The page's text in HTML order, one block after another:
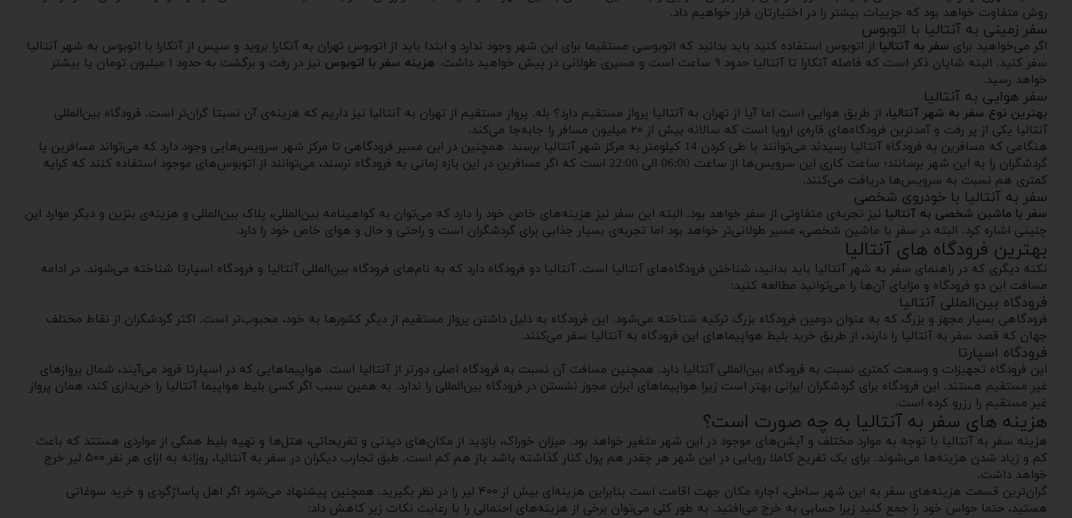
روش متفاوت خواهد بود که جزییات بیشتر را در اختیارتان قرار خواهیم داد.
سفر زمینی به آنتالیا با اتوبوس
اگر می‌خواهید برای سفر به آنتالیا از اتوبوس استفاده کنید باید بدانید که اتوبوسی مستقیما برای این شهر وجود ندارد و ابتدا باید از اتوبوس تهران به آنکارا بروید و سپس از آنکارا با اتوبوس به شهر آنتالیا
سفر کنید. البته شایان ذکر است که فاصله آنکارا تا آنتالیا حدود ۹ ساعت است و مسیری طولانی در پیش خواهید داشت.
هزینه سفر با اتوبوس
نیز در رفت و برگشت به حدود ۱ میلیون تومان یا بیشتر
خواهد رسید.
سفر هوایی به آنتالیا
بهترین نوع سفر به شهر آنتالیا، از طریق هوایی است اما آیا از تهران به آنتالیا پرواز مستقیم دارد؟ بله. پرواز مستقیم از تهران به آنتالیا نیز داریم که هزینه‌ی آن نسبتا گران‌تر است. فرودگاه بین‌المللی
آنتالیا یکی از پر رفت و آمد‌ترین فرودگاه‌های قاره‌ی اروپا است که سالانه بیش از ۲۰ میلیون مسافر را جابه‌جا می‌کند.
هنگامی که مسافرین به فرودگاه آنتالیا رسیدند می‌توانند با طی کردن 14 کیلومتر به مرکز شهر آنتالیا برسند. همچنین در این مسیر فرودگاهی تا مرکز شهر سرویس‌هایی وجود دارد که می‌تواند مسافرین یا
گردشگران را به این شهر برسانند؛ ساعت کاری این سرویس‌ها از ساعت 06:00 الی 22:00 است که اگر مسافرین در این بازه زمانی به فرودگاه نرسند، می‌توانند از اتوبوس‌های موجود استفاده کنند که کرایه
کمتری هم نسبت به سرویس‌ها دریافت می‌کنند.
سفر به آنتالیا با خودروی شخصی
سفر با ماشین شخصی به آنتالیا نیز تجربه‌ی متفاوتی از سفر خواهد بود. البته این سفر نیز هزینه‌های خاص خود را دارد که می‌توان به گواهینامه بین‌المللی، پلاک بین‌المللی و هزینه‌ی بنزین و دیگر موارد این
چنینی اشاره کرد. البته در سفر با ماشین شخصی، مسیر طولانی‌تر خواهد بود اما تجربه‌ی بسیار جذابی برای گردشگران است و راحتی و حال و هوای خاص خود را دارد.
بهترین فرودگاه های آنتالیا
نکته دیگری که در راهنمای سفر به شهر آنتالیا باید بدانید، شناختن فرودگاه‌های آنتالیا است. آنتالیا دو فرودگاه دارد که به نام‌های فرودگاه بین‌المللی آنتالیا و فرودگاه اسپارتا شناخته می‌شوند. در ادامه
مسافت این دو فرودگاه و مزایای آن‌ها را می‌توانید مطالعه کنید:
فرودگاه بین‌المللی آنتالیا
فرودگاهی بسیار مجهز و بزرگ که به عنوان دومین فرودگاه بزرگ ترکیه شناخته می‌شود. این فرودگاه به دلیل داشتن پرواز مستقیم از دیگر کشورها به خود، محبوب‌تر است. اکثر گردشگران از نقاط مختلف
جهان که قصد سفر به آنتالیا را دارند، از طریق خرید بلیط هواپیماهای این فرودگاه به آنتالیا سفر می‌کنند.
فرودگاه اسپارتا
این فرودگاه تجهیزات و وسعت کمتری نسبت به فرودگاه بین‌المللی آنتالیا دارد. همچنین مسافت آن نسبت به فرودگاه اصلی دورتر از آنتالیا است. هواپیماهایی که در اسپارتا فرود می‌آیند، شمال پروازهای
غیر مستقیم هستند. این فرودگاه برای گردشگران ایرانی بهتر است زیرا هواپیماهای ایران مجوز نشستن در فرودگاه بین‌المللی را ندارد. به همین سبب اگر کسی بلیط هواپیما آنتالیا را خریداری کند، همان پرواز
غیر مستقیم را رزرو کرده است.
هزینه های سفر به آنتالیا به چه صورت است؟
هزینه سفر به آنتالیا با توجه به موارد مختلف و آپشن‌های موجود در این شهر متغیر خواهد بود. میزان خوراک، بازدید از مکان‌های دیدنی و تفریحاتی، هتل‌ها و تهیه بلیط همگی از مواردی هستتد که باعث
کم و زیاد شدن هزینه‌ها می‌شوند. برای یک تفریح کاملا رویایی در این شهر هر چقدر هم پول کنار گذاشته باشد باز هم کم است. طبق تجارب دیگران در سفر به آنتالیا، روزانه به ازای هر نفر ۵۰۰ لیر خرج
خواهد داشت.
گران‌ترین قسمت هزینه‌های سفر به این شهر ساحلی، اجاره مکان جهت اقامت است بنابراین هزینه‌ای بیش از ۴۰۰ لیر را در نظر بگیرید. همچنین پیشنهاد می‌شود اگر اهل پاساژگردی و خرید سوغاتی
هستید، حتما حواس خود را جمع کنید زیرا حسابی به خرج می‌افتید. به طور کلی می‌توان برخی از هزینه‌های احتمالی را با رعایت نکات زیر کاهش داد: